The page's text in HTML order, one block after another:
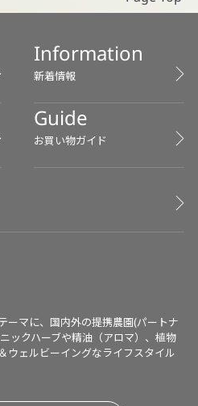
Information
新着情報
Guide
お買い物ガイド
ーマに、国内外の提携農園(パートナ
ックハーブや精油（アロマ）、植物
ウェルビーイングなライフスタイル